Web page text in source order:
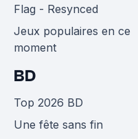
Flag - Resynced
Jeux populaires en ce
moment
BD
Top 2026 BD
Une fête sans fin